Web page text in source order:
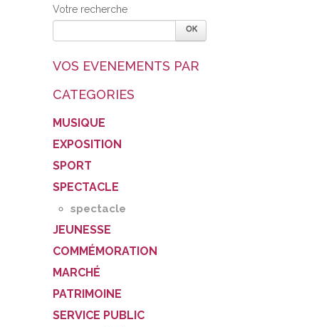
Votre recherche
VOS EVENEMENTS PAR
CATEGORIES
MUSIQUE
EXPOSITION
SPORT
SPECTACLE
spectacle
JEUNESSE
COMMÉMORATION
MARCHÉ
PATRIMOINE
SERVICE PUBLIC